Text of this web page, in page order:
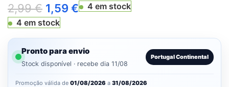
2,99€ 1,59 €
4 em stock
4 em stock
Pronto para envio
Stock disponível · recebe dia 11/08
Portugal Continental
Promoção válida de 01/08/2026 a 31/08/2026